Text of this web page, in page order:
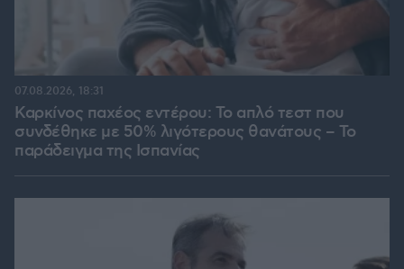
Καρκίνος παχέος εντέρου: Το απλό τεστ που
συνδέθηκε με 50% λιγότερους θανάτους – Το
παράδειγμα της Ισπανίας
07.08.2026, 18:31